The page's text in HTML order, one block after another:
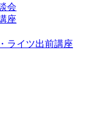
会
座
ライツ出前講座